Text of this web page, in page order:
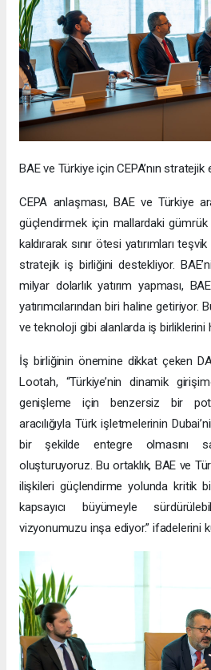
BAE ve Türkiye için CEPA’nın
CEPA anlaşması, BAE ve Türkiye
güçlendirmek için mallardaki gümrük
kaldırarak sınır ötesi yatırımları
stratejik iş birliğini destekliyor.
milyar dolarlık yatırım yapması,
yatırımcılarından biri haline
ve teknoloji gibi alanlarda iş birliklerini
İş birliğinin önemine dikkat çeken
Lootah, “Türkiye’nin dinamik
genişleme için benzersiz bir
aracılığıyla Türk işletmelerinin
bir şekilde entegre olmasını
oluşturuyoruz. Bu ortaklık, BAE ve
ilişkileri güçlendirme yolunda kritik
kapsayıcı büyümeyle
vizyonumuzu inşa ediyor.” ifadelerini